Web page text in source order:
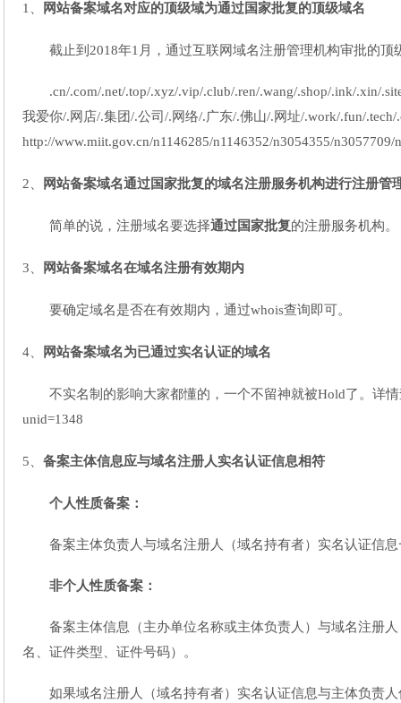
1、 网站备案域名对应的顶级域为通过国家批复的顶级域名
截止到2018年1月，通过互联网域名注册管理机构审批的顶
.cn/.com/.net/.top/.xyz/.vip/.club/.ren/.wang/.shop/.ink/.xin/
我爱你/.网店/.集团/.公司/.网络/.广东/.佛山/.网址/.work/.fun/
http://www.miit.gov.cn/n1146285/n1146352/n3054355/
2、 网站备案域名通过国家批复的域名注册服务机构进行注册管
简单的说，注册域名要选择通过国家批复的注册服务机构。
3、 网站备案域名在域名注册有效期内
要确定域名是否在有效期内，通过whois查询即可。
4、 网站备案域名为已通过实名认证的域名
不实名制的影响大家都懂的，一个不留神就被Hold了。详情
unid=1348
5、 备案主体信息应与域名注册人实名认证信息相符
个人性质备案：
备案主体负责人与域名注册人（域名持有者）实名认证信
非个人性质备案：
备案主体信息（主办单位名称或主体负责人）与域名注册
名、证件类型、证件号码）。
如果域名注册人（域名持有者）实名认证信息与主体负责